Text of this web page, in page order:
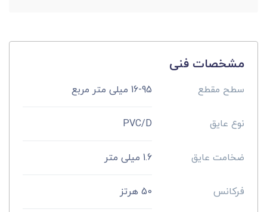
مشخصات فنی
سطح مقطع 16-95 میلی متر مربع
نوع عایق PVC/D
ضخامت عایق 1.6 میلی متر
فرکانس 50 هرتز